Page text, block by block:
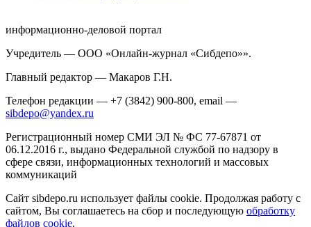
информационно-деловой портал
Учредитель — ООО «Онлайн-журнал «Сибдепо»».
Главный редактор — Макаров Г.Н.
Телефон редакции — +7 (3842) 900-800, email —
sibdepo@yandex.ru
Регистрационный номер СМИ ЭЛ № ФС 77-67871 от
06.12.2016 г., выдано Федеральной службой по надзору в
сфере связи, информационных технологий и массовых
коммуникаций
Сайт sibdepo.ru использует файлы cookie. Продолжая работу с
сайтом, Вы соглашаетесь на сбор и последующую обработку
файлов cookie.